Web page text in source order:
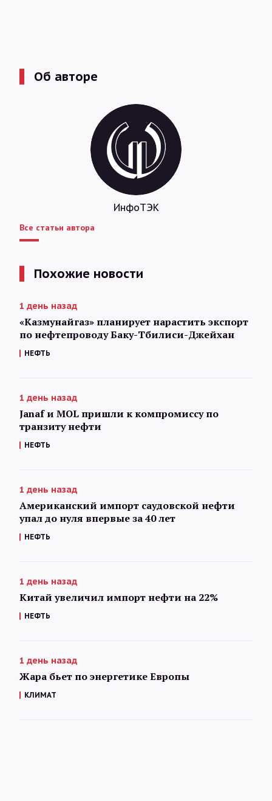
Об авторе
ИнфоТЭК
Все статьи автора
Похожие новости
1 день назад
«Казмунайгаз» планирует нарастить экспорт
по нефтепроводу Баку-Тбилиси-Джейхан
НЕФТЬ
1 день назад
Janaf и MOL пришли к компромиссу по
транзиту нефти
НЕФТЬ
1 день назад
Американский импорт саудовской нефти
упал до нуля впервые за 40 лет
НЕФТЬ
1 день назад
Китай увеличил импорт нефти на 22%
НЕФТЬ
1 день назад
Жара бьет по энергетике Европы
КЛИМАТ